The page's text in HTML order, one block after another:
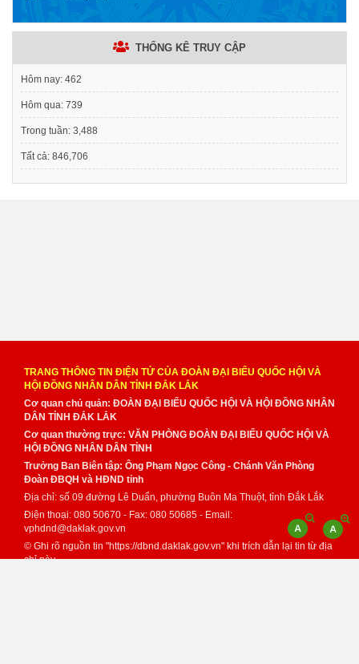
THỐNG KÊ TRUY CẬP
Hôm nay: 462
Hôm qua: 739
Trong tuần: 3,488
Tất cả: 846,706
TRANG THÔNG TIN ĐIỆN TỬ CỦA ĐOÀN ĐẠI BIỂU QUỐC HỘI VÀ
HỘI ĐỒNG NHÂN DÂN TỈNH ĐẮK LẮK
Cơ quan chủ quản: ĐOÀN ĐẠI BIỂU QUỐC HỘI VÀ HỘI ĐỒNG NHÂN
DÂN TỈNH ĐẮK LẮK
Cơ quan thường trực: VĂN PHÒNG ĐOÀN ĐẠI BIỂU QUỐC HỘI VÀ
HỘI ĐỒNG NHÂN DÂN TỈNH
Trưởng Ban Biên tập: Ông Phạm Ngọc Công - Chánh Văn Phòng
Đoàn ĐBQH và HĐND tỉnh
Địa chỉ: số 09 đường Lê Duẩn, phường Buôn Ma Thuột, tỉnh Đắk Lắk
Điện thoại: 080 50670 - Fax: 080 50685 - Email:
vphdnd@daklak.gov.vn
© Ghi rõ nguồn tin "https://dbnd.daklak.gov.vn" khi trích dẫn lại tin từ địa
chỉ này.